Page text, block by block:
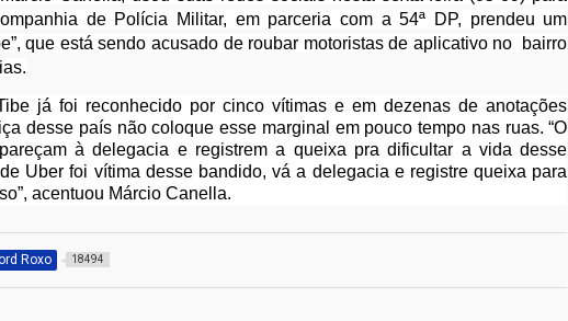
de Polícia Militar, em parceria com a 54ª DP, prendeu um
que está sendo acusado de roubar motoristas de aplicativo no bairro
já foi reconhecido por cinco vítimas e em dezenas de anotações
desse país não coloque esse marginal em pouco tempo nas ruas. “O
à delegacia e registrem a queixa pra dificultar a vida desse
Uber foi vítima desse bandido, vá a delegacia e registre queixa para
acentuou Márcio Canella.
Roxo 18494